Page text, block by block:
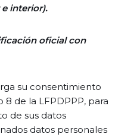
interior).
oficial con
su consentimiento
de la LFPDPPP, para
de sus datos
datos personales